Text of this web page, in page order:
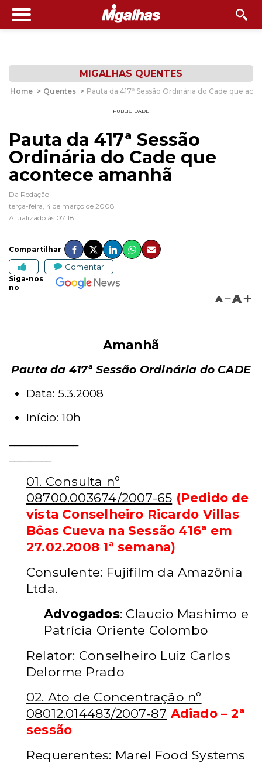
MIGALHAS QUENTES
Home > Quentes > Pauta da 417ª Sessão Ordinária do Cade que
PUBLICIDADE
Pauta da 417ª Sessão
Ordinária do Cade que
acontece amanhã
Da Redação
terça-feira, 4 de março de 2008
Atualizado às 07:18
Compartilhar
Comentar
Siga-nos
no
A A
Amanhã
Pauta da 417ª Sessão Ordinária do CADE
Data: 5.3.2008
Início: 10h
01. Consulta nº
08700.003674/2007-65 (Pedido de
vista Conselheiro Ricardo Villas
Bôas Cueva na Sessão 416ª em
27.02.2008 1ª semana)
Consulente: Fujifilm da Amazônia
Ltda.
Advogados: Claucio Mashimo e
Patrícia Oriente Colombo
Relator: Conselheiro Luiz Carlos
Delorme Prado
02. Ato de Concentração nº
08012.014483/2007-87 Adiado – 2ª
sessão
Requerentes: Marel Food Systems